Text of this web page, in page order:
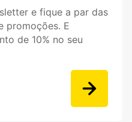
e fique a par das
promoções. E
de 10% no seu